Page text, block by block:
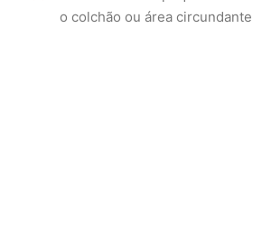
o colchão ou área circundante